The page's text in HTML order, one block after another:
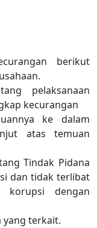
berikut
pelaksanaan
kecurangan
ke dalam
atas temuan
Tindak Pidana
dan tidak terlibat
dengan
terkait.